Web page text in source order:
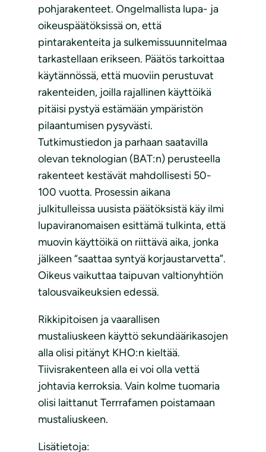
pohjarakenteet. Ongelmallista lupa- ja
oikeuspäätöksissä on, että
pintarakenteita ja sulkemissuunnitelmaa
tarkastellaan erikseen. Päätös tarkoittaa
käytännössä, että muoviin perustuvat
rakenteiden, joilla rajallinen käyttöikä
pitäisi pystyä estämään ympäristön
pilaantumisen pysyvästi.
Tutkimustiedon ja parhaan saatavilla
olevan teknologian (BAT:n) perusteella
rakenteet kestävät mahdollisesti 50-
100 vuotta. Prosessin aikana
julkitulleissa uusista päätöksistä käy ilmi
lupaviranomaisen esittämä tulkinta, että
muovin käyttöikä on riittävä aika, jonka
jälkeen “saattaa syntyä korjaustarvetta”.
Oikeus vaikuttaa taipuvan valtionyhtiön
talousvaikeuksien edessä.
Rikkipitoisen ja vaarallisen
mustaliuskeen käyttö sekundäärikasojen
alla olisi pitänyt KHO:n kieltää.
Tiivisrakenteen alla ei voi olla vettä
johtavia kerroksia. Vain kolme tuomaria
olisi laittanut Terrrafamen poistamaan
mustaliuskeen.
Lisätietoja: